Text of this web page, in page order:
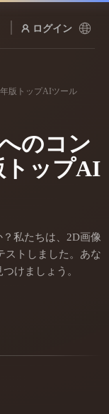
ログイン
テキストプロンプトから3D
オブジェクトへ — 瞬時に。
版トップAIツール
のコン
トップAI
？私たちは、2D画像
ストしました。あな
けましょう。